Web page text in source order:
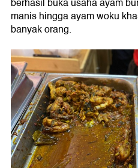
manis hingga ayam woku
banyak orang.